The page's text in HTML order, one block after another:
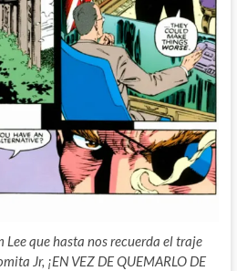
Lee que hasta nos recuerda el traje
Jr, ¡EN VEZ DE QUEMARLO DE